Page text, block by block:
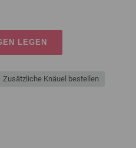
LEGEN
Zusätzliche Knäuel bestellen